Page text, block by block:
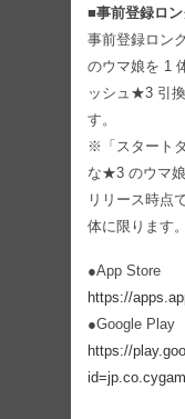
■事前登録ロン
事前登録ロン
のウマ娘を 1
ッシュ★3 引
す。
※「スタート
な★3 のウマ
リリース時点
体に限ります。
●App Store
https://
●Google Play
https://